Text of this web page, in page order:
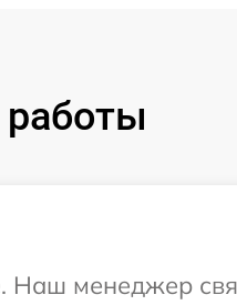
Наш менеджер